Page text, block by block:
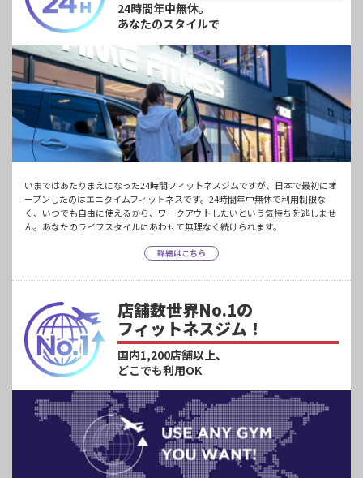
24時間年中無休。
あなたのスタイルで
いまではあたりまえになった24時間フィットネスジムですが、日本で最初にオ
ープンしたのはエニタイムフィットネスです。24時間年中無休で利用制限な
く、いつでも自由に使えるから、ワークアウトしたいという気持ちを逃しませ
ん。あなたのライフスタイルにあわせて無理なく続けられます。
詳細はこちら
店舗数世界No.1の
フィットネスジム！
国内1,200店舗以上、
どこでも利用OK